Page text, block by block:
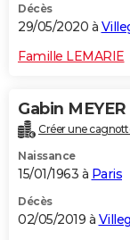
Décès
29/05/2020 à
Famille LEMARIE
Gabin MEYER
Créer une
Naissance
15/01/1963 à Paris
Décès
02/05/2019 à